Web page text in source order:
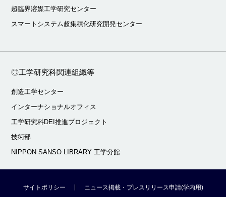
超臨界溶媒工学研究センター
スマートシステム超集積化研究開発センター
◎工学研究科関連組織等
創造工学センター
インターナショナルオフィス
工学研究科DEI推進プロジェクト
技術部
NIPPON SANSO LIBRARY 工学分館
サイトポリシー ニュース掲載・プレスリリース申請(学内用)